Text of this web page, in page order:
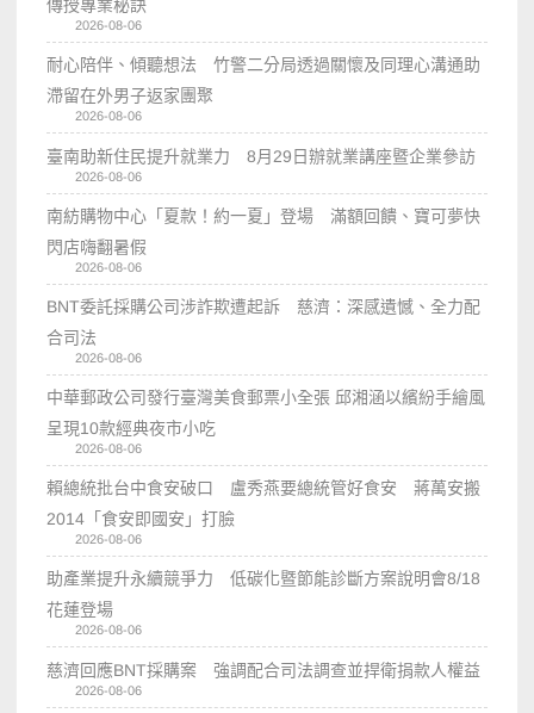
傳授專業秘訣
2026-08-06
耐心陪伴、傾聽想法 竹警二分局透過關懷及同理心溝通助
滯留在外男子返家團聚
2026-08-06
臺南助新住民提升就業力 8月29日辦就業講座暨企業參訪
2026-08-06
南紡購物中心「夏款！約一夏」登場 滿額回饋、寶可夢快
閃店嗨翻暑假
2026-08-06
BNT委託採購公司涉詐欺遭起訴 慈濟：深感遺憾、全力配
合司法
2026-08-06
中華郵政公司發行臺灣美食郵票小全張 邱湘涵以繽紛手繪風
呈現10款經典夜市小吃
2026-08-06
賴總統批台中食安破口 盧秀燕要總統管好食安 蔣萬安搬
2014「食安即國安」打臉
2026-08-06
助產業提升永續競爭力 低碳化暨節能診斷方案說明會8/18
花蓮登場
2026-08-06
慈濟回應BNT採購案 強調配合司法調查並捍衛捐款人權益
2026-08-06